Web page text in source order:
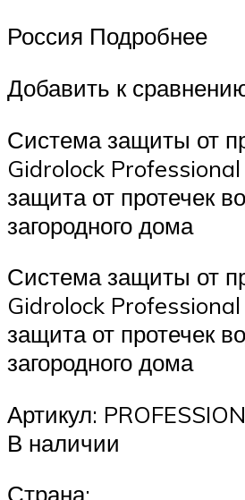
Россия Подробнее
Добавить к
Система защиты от
Gidrolock
защита от протечек
загородного дома
Система защиты от
Gidrolock
защита от протечек
загородного дома
Артикул:
В наличии
Страна: